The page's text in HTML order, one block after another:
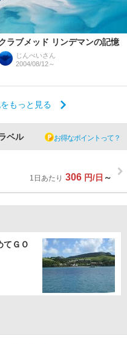
ラブメッド リンデマンの記憶
じんべいさん
2004/08/12～
もっと見る
ベル お得なポイントって？
1日あたり 306 円/日 ～
てＧＯ